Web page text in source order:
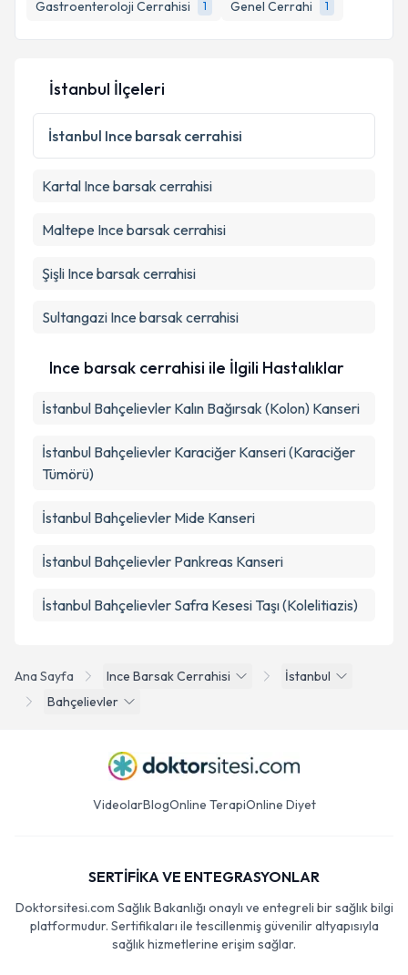
Gastroenteroloji Cerrahisi
1 Genel Cerrahi 1
Kişisel verilerimin işlenmesine ilişkinAydınlatma
Metni
'ni okudum ve kişisel verilerimin belirtilen
kapsamda işlenmesini kabul ediyorum.
Ana Sayfa Ince Barsak Cerrahisi
İstanbul
Bahçelievler
İstanbul İlçeleri
İstanbul Ince barsak cerrahisi
Kartal Ince barsak cerrahisi
Maltepe Ince barsak cerrahisi
Şişli Ince barsak cerrahisi
Sultangazi Ince barsak cerrahisi
Ince barsak cerrahisi ile İlgili Hastalıklar
İstanbul Bahçelievler Kalın Bağırsak (Kolon) Kanseri
İstanbul Bahçelievler Karaciğer Kanseri (Karaciğer
Tümörü)
İstanbul Bahçelievler Mide Kanseri
İstanbul Bahçelievler Pankreas Kanseri
İstanbul Bahçelievler Safra Kesesi Taşı (Kolelitiazis)
VideolarBlogOnline TerapiOnline Diyet
SERTİFİKA VE ENTEGRASYONLAR
Doktorsitesi.com Sağlık Bakanlığı onaylı ve entegreli bir sağlık bilgi
platformudur. Sertifikaları ile tescillenmiş güvenilir altyapısıyla
sağlık hizmetlerine erişim sağlar.